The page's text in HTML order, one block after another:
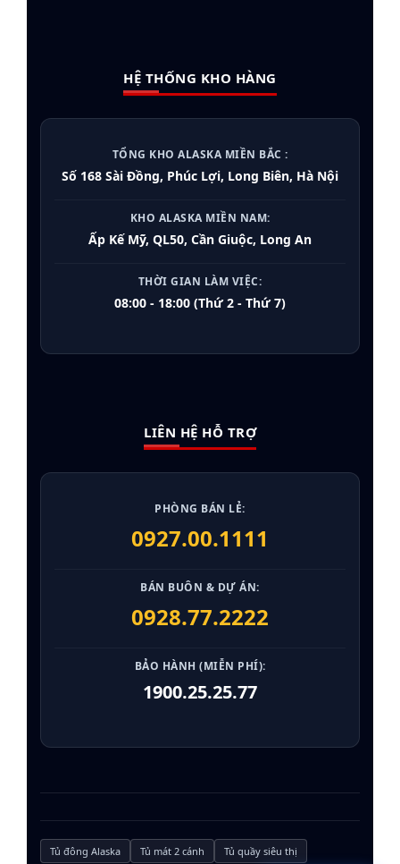
HỆ THỐNG KHO HÀNG
TỔNG KHO ALASKA MIỀN BẮC :
Số 168 Sài Đồng, Phúc Lợi, Long Biên, Hà Nội
KHO ALASKA MIỀN NAM:
Ấp Kế Mỹ, QL50, Cần Giuộc, Long An
THỜI GIAN LÀM VIỆC:
08:00 - 18:00 (Thứ 2 - Thứ 7)
LIÊN HỆ HỖ TRỢ
PHÒNG BÁN LẺ:
0927.00.1111
BÁN BUÔN & DỰ ÁN:
0928.77.2222
BẢO HÀNH (MIỄN PHÍ):
1900.25.25.77
Tủ đông Alaska Tủ mát 2 cánh Tủ quầy siêu thị